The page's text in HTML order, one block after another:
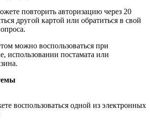
повторить авторизацию через 20
другой картой или обратиться в свой
можно воспользоваться при
использовании постамата или
воспользоваться одной из электронных